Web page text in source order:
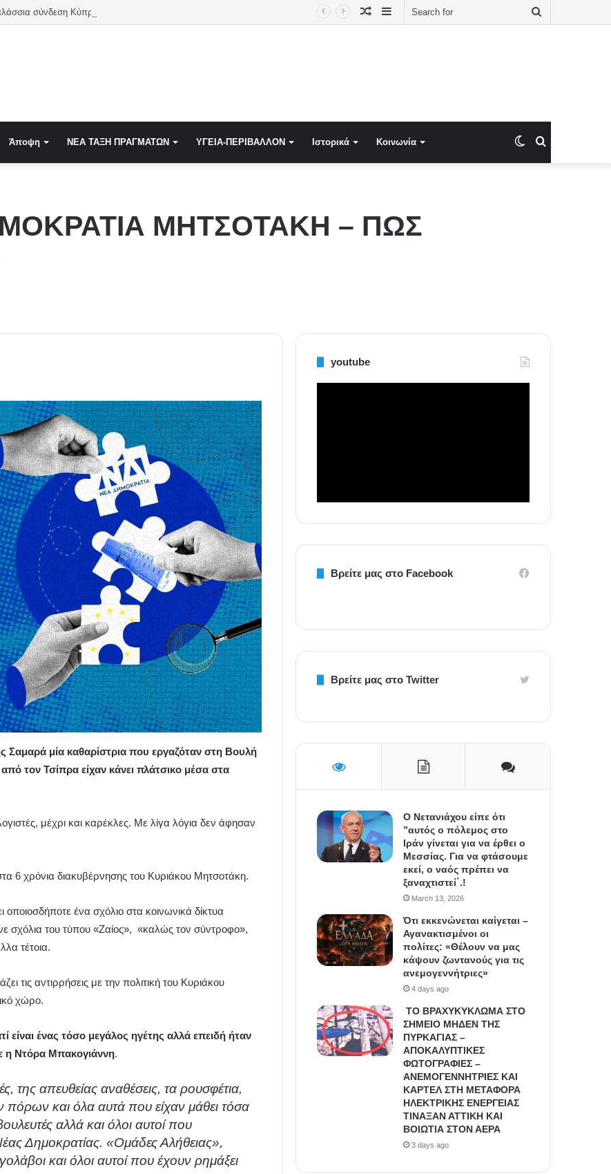
σύνδεση Κύπρου-Ελλάδας – Το 2027 ίσως η τελευταία χρονιά Sidebar
Random
Άποψη NEA TAΞΗ ΠΡΑΓΜΑΤΩΝ ΥΓΕΙΑ-ΠΕΡΙΒΑΛΛΟΝ Ιστορικά Κοινωνία Switch
ΜΗΤΣΟΤΑΚΗ – ΠΩΣ
Σαμαρά μία καθαρίστρια που εργαζόταν στη Βουλή
τον Τσίπρα είχαν κάνει πλάτσικο μέσα στα
μέχρι και καρέκλες. Με λίγα λόγια δεν άφησαν
6 χρόνια διακυβέρνησης του Κυριάκου Μητσοτάκη.
οποιοσδήποτε ένα σχόλιο στα κοινωνικά δίκτυα
σχόλια του τύπου «Ζαίος», «καλώς τον σύντροφο»,
τέτοια.
τις αντιρρήσεις με την πολιτική του Κυριάκου
χώρο.
είναι ένας τόσο μεγάλος ηγέτης αλλά επειδή ήταν
η Ντόρα Μπακογιάννη.
της απευθείας αναθέσεις, τα ρουσφέτια,
πόρων και όλα αυτά που είχαν μάθει τόσα
αλλά και όλοι αυτοί που
Δημοκρατίας. «Ομάδες Αλήθειας»,
και όλοι αυτοί που έχουν ρημάξει
youtube
Βρείτε μας στο Facebook
Βρείτε μας στο Twitter
Ο Νετανιάχου είπε ότι
”αυτός ο πόλεμος στο
Ιράν γίνεται για να έρθει ο
Μεσσίας. Για να φτάσουμε
εκεί, ο ναός πρέπει να
ξαναχτιστεί΄.!
March 13, 2026
Ότι εκκενώνεται καίγεται –
Αγανακτισμένοι οι
πολίτες: «Θέλουν να μας
κάψουν ζωντανούς για τις
ανεμογεννήτριες»
4 days ago
ΤΟ ΒΡΑΧΥΚΥΚΛΩΜΑ ΣΤΟ
ΣΗΜΕΙΟ ΜΗΔΕΝ ΤΗΣ
ΠΥΡΚΑΓΙΑΣ –
ΑΠΟΚΑΛΥΠΤΙΚΕΣ
ΦΩΤΟΓΡΑΦΙΕΣ –
ΑΝΕΜΟΓΕΝΝΗΤΡΙΕΣ ΚΑΙ
ΚΑΡΤΕΛ ΣΤΗ ΜΕΤΑΦΟΡΑ
ΗΛΕΚΤΡΙΚΗΣ ΕΝΕΡΓΕΙΑΣ
ΤΙΝΑΞΑΝ ΑΤΤΙΚΗ ΚΑΙ
ΒΟΙΩΤΙΑ ΣΤΟΝ ΑΕΡΑ
3 days ago